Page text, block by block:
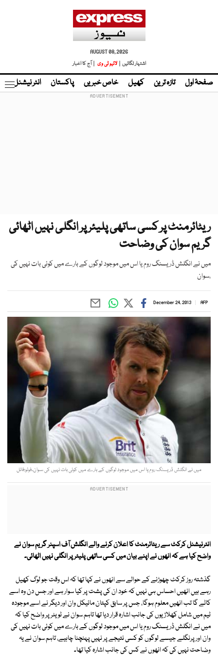
AUGUST 08, 2026
اشتہار لگائیں |
لائیو ٹی وی | آج کا اخبار
صفحۂ اول تازہ ترین کھیل خاص خبریں پاکستان انٹر نیشنل
ریٹائرمنٹ پر کسی ساتھی پلیئر پر انگلی نہیں اٹھائی
گریم سوان کی وضاحت
میں نے انگلش ڈریسنگ روم یا اس میں موجود لوگوں کے بارے میں کوئی بات نہیں کی
،سوان
AFP
December 24, 2013
میں نے انگلش ڈریسنگ روم یا اس میں موجود لوگوں کے بارے میں کوئی بات نہیں کی ،سوان۔فوٹو:فائل
انٹرنیشنل کرکٹ سے ریٹائرمنٹ کا اعلان کرنے والے انگلش آف اسپنر گریم سوان نے
واضح کیا ہے کہ انھوں نے اپنے بیان میں کسی ساتھی پلیئر پر انگلی نہیں اٹھائی۔
گذشتہ روز کرکٹ چھوڑنے کے حوالے سے انھوں نے کہا تھا کہ اس وقت جو لوگ کھیل
رہے ہیں انھیں احساس ہی نہیں کہ خود ان کی پشت پر کیا سوار ہے اور جس دن وہ اسے
کاٹے گا تب انھیں معلوم ہوگا، جس پر سابق کپتان مائیکل وان اور دیگر نے اسے موجودہ
ٹیم میں شامل کھلاڑیوں کی جانب اشارہ قرار دیا تھا تاہم سوان نے ٹویٹر پر واضح کیا کہ
میں نے انگلش ڈریسنگ روم یا اس میں موجود لوگوں کے بارے میں کوئی بات نہیں کی
وان اور پرنگلے جیسے لوگوں کو کسی نتیجے پر نہیں پہنچنا چاہیے، تاہم سوان نے یہ
وضاحت نہیں کی کہ انھوں نے کس کی جانب اشارہ کیا تھا۔